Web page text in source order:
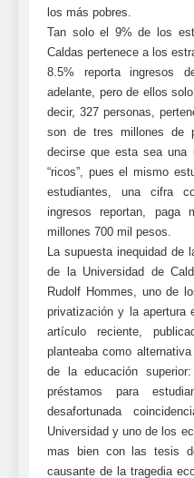
los más pobres.
Tan solo el 9% de los
Caldas pertenece a los
8.5% reporta ingresos
adelante, pero de ellos
decir, 327 personas,
son de tres millones de
decirse que esta sea una
“ricos”, pues el mismo
estudiantes, una cifra
ingresos reportan,
millones 700 mil pesos.
La supuesta inequidad
de la Universidad de
Rudolf Hommes, uno de
privatización y la apertura
artículo reciente,
planteaba como
de la educación
préstamos para
desafortunada
Universidad y uno de los
mas bien con las tesis
causante de la tragedia